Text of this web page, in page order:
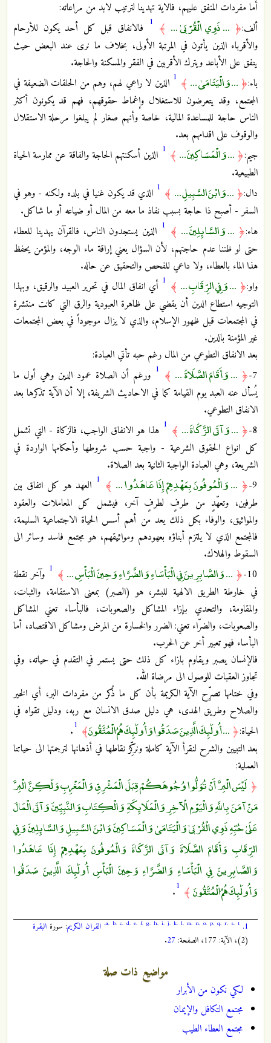
أما مفردات المنفق عليهم، فالاية تهدينا لترتيب لابد من مراعاته:
ألف:﴿ ... ذَوِي الْقُرْبَىٰ ... ﴾ 1 فالانفاق قبل كل أحد يكون للأرحام
والأقرباء الذين يأتون في المرتبة الأولى، بخلاف ما نرى عند البعض حيث
ينفق على الأباعد ويترك الأقربين في الفقر والمسكنة والحاجة.
باء:﴿ ... وَالْيَتَامَىٰ ... ﴾ 1 الذين لا راعي لهم، وهم من الحلقات الضعيفة في
المجتمع، وقد يتعرضون للاستغلال وإغماط حقوقهم، فهم قد يكونون أكثر
الناس حاجة للمساعدة المالية، خاصة وأنهم صغار لم يبلغوا مرحلة الاستقلال
والوقوف على اقدامهم بعد.
جيم:﴿ ... وَالْمَسَاكِينَ ... ﴾ 1 الذين أسكنتهم الحاجة والفاقة عن ممارسة الحياة
الطبيعية.
دال:﴿ ... وَابْنَ السَّبِيلِ ... ﴾ 1 الذي قد يكون غنيا في بلده ولكنه - وهو في
السفر - أصبح ذا حاجة بسبب نفاذ ما معه من المال أو ضياعه أو ما شاكل.
هاء:﴿ ... وَالسَّائِلِينَ ... ﴾ 1 الذين يستجدون الناس، فالقرآن يهدينا للعطاء
حتى لو ظننا عدم حاجتهم، لأن السؤال يعني إراقة ماء الوجه، والمؤمن يحفظ
هذا الماء بالعطاء، ولا داعي للفحص والتحقيق عن حاله.
واو:﴿ ... وَفِي الرِّقَابِ ... ﴾ 1 أي انفاق المال في تحرير العبيد والرقيق، وبهذا
التوجيه استطاع الدين أن يقضي على ظاهرة العبودية والرق التي كانت منتشرة
في المجتمعات قبل ظهور الإسلام، والذي لا يزال موجوداً في بعض المجتمعات
غير المؤمنة بالدين.
بعد الانفاق التطوعي من المال رغم حبه تأتي العبادة:
7- ﴿ ... وَأَقَامَ الصَّلَاةَ ... ﴾ 1 ورغم أن الصلاة عمود الدين وهي أول ما
يُسأل عنه العبد يوم القيامة كما في الاحاديث الشريفة، إلا أن الآية تذكرها بعد
الانفاق التطوعي.
8- ﴿ ... وَآتَى الزَّكَاةَ ... ﴾ 1 هذا هو الانفاق الواجب، فالزكاة - التي تشمل
كل انواع الحقوق الشرعية - واجبة حسب شروطها وأحكامها الواردة في
الشريعة، وهي العبادة الواجبة الثانية بعد الصلاة.
9- ﴿ ... وَالْمُوفُونَ بِعَهْدِهِمْ إِذَا عَاهَدُوا ... ﴾ 1 العهد هو كل اتفاق بين
طرفين، وتعهّدٍ من طرفٍ لطرفٍ آخر، فيشمل كل المعاملات والعقود
والمواثيق، والوفاء بكل ذلك يعد من أهم أسس الحياة الاجتماعية السليمة،
فالمجتمع الذي لا يلتزم أبناؤه بعهودهم ومواثيقهم، هو مجتمع فاسد وسائر الى
السقوط والهلاك.
10- ﴿ ... وَالصَّابِرِينَ فِي الْبَأْسَاءِ وَالضَّرَّاءِ وَحِينَ الْبَأْسِ ... ﴾ 1 وآخر نقطة
في خارطة الطريق الالهية للبشر، هو (الصبر) بمعنى الاستقامة، والثبات،
والمقاومة، والتحدي بإزاء المشاكل والصعوبات، فالبأساء تعني المشاكل
والصعوبات، والضرّاء تعني: الضرر والخسارة من المرض ومشاكل الاقتصاد، أما
البأساء فهو تعبير أخر عن الحرب.
فالإنسان يصبر ويقاوم بازاء كل ذلك حتى يستمر في التقدم في حياته، وفي
تجاوز العقبات للوصول الى مرضاة الله.
وفي ختامها تصرِّح الآية الكريمة بأن كل ما ذُكر من مفردات البر، أي الخير
والصلاح وطريق الهدى، هي دليل صدق الانسان مع ربه، ودليل تقواه في
الحياة:﴿ ... أُولَٰئِكَ الَّذِينَ صَدَقُوا وَأُولَٰئِكَ هُمُ الْمُتَّقُونَ﴾ 1
.
بعد التبيين والشرح لنقرأ الآية كاملة ونركِّز نقاطها في أذهانها لترجمتها الى حياتنا
العملية:
﴿ لَيْسَ الْبِرَّ أَنْ تُوَلُّوا وُجُوهَكُمْ قِبَلَ الْمَشْرِقِ وَالْمَغْرِبِ وَلَٰكِنَّ الْبِرَّ
مَنْ آمَنَ بِاللَّهِ وَالْيَوْمِ الْآخِرِ وَالْمَلَائِكَةِ وَالْكِتَابِ وَالنَّبِيِّينَ وَآتَى الْمَالَ
عَلَىٰ حُبِّهِ ذَوِي الْقُرْبَىٰ وَالْيَتَامَىٰ وَالْمَسَاكِينَ وَابْنَ السَّبِيلِ وَالسَّائِلِينَ وَفِي
الرِّقَابِ وَأَقَامَ الصَّلَاةَ وَآتَى الزَّكَاةَ وَالْمُوفُونَ بِعَهْدِهِمْ إِذَا عَاهَدُوا
وَالصَّابِرِينَ فِي الْبَأْسَاءِ وَالضَّرَّاءِ وَحِينَ الْبَأْسِ أُولَٰئِكَ الَّذِينَ صَدَقُوا
وَأُولَٰئِكَ هُمُ الْمُتَّقُونَ ﴾ 1
.
1.
a. b. c. d. e. f. g. h. i. j. k. l. m. n. o. p. q. r. s. t. القران الكريم: سورة البقرة
(2)، الآية: 177، الصفحة:
27
.
مواضيع ذات صلة
لكي نكون من الأبرار
مجتمع التكافل والإيمان
مجتمع العطاء الطيب